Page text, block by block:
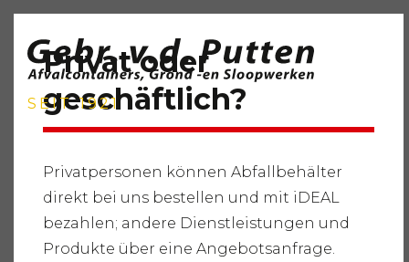
SEIT 1921
Startseite " Dienstleistungen " Abfallbehälter "Grüner
Abfall " Abfallbehälter 3m3
Privat oder
geschäftlich?
Privatpersonen können Abfallbehälter
direkt bei uns bestellen und mit iDEAL
bezahlen; andere Dienstleistungen und
Produkte über eine Angebotsanfrage.